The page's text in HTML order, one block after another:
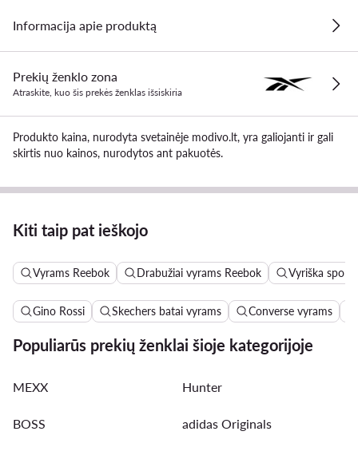
Informacija apie produktą
Prekių ženklo zona
Atraskite, kuo šis prekės ženklas išsiskiria
Produkto kaina, nurodyta svetainėje modivo.lt, yra galiojanti ir gali
skirtis nuo kainos, nurodytos ant pakuotės.
Kiti taip pat ieškojo
Vyrams Reebok Drabužiai vyrams Reebok Vyriška
Gino Rossi Skechers batai vyrams Converse vyrams
Populiarūs prekių ženklai šioje kategorijoje
MEXX Hunter
BOSS adidas Originals